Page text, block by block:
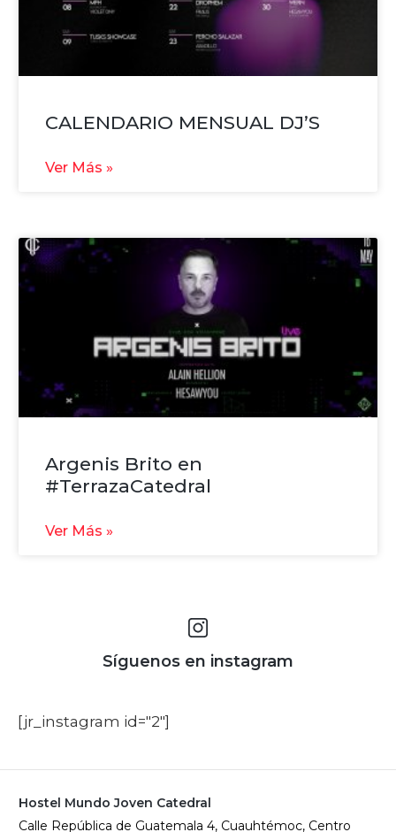
CALENDARIO MENSUAL DJ’S
Ver Más »
Argenis Brito en
#TerrazaCatedral
Ver Más »
Síguenos en instagram
[jr_instagram id="2"]
Hostel Mundo Joven Catedral
Calle República de Guatemala 4, Cuauhtémoc, Centro